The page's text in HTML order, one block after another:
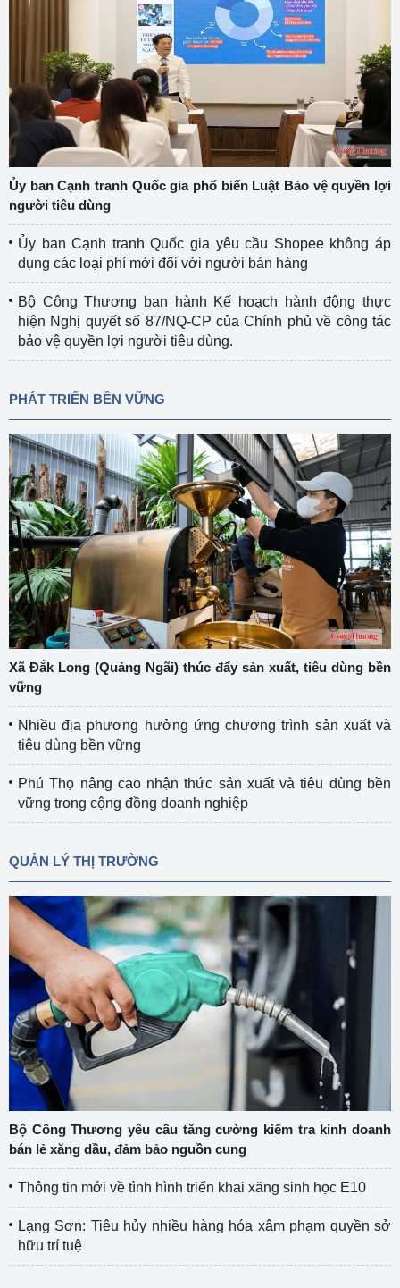
Ủy ban Cạnh tranh Quốc gia phổ biến Luật Bảo vệ quyền lợi
người tiêu dùng
Ủy ban Cạnh tranh Quốc gia yêu cầu Shopee không áp
dụng các loại phí mới đối với người bán hàng
Bộ Công Thương ban hành Kế hoạch hành động thực
hiện Nghị quyết số 87/NQ-CP của Chính phủ về công tác
bảo vệ quyền lợi người tiêu dùng.
PHÁT TRIỂN BỀN VỮNG
Xã Đắk Long (Quảng Ngãi) thúc đẩy sản xuất, tiêu dùng bền
vững
Nhiều địa phương hưởng ứng chương trình sản xuất và
tiêu dùng bền vững
Phú Thọ nâng cao nhận thức sản xuất và tiêu dùng bền
vững trong cộng đồng doanh nghiệp
QUẢN LÝ THỊ TRƯỜNG
Bộ Công Thương yêu cầu tăng cường kiểm tra kinh doanh
bán lẻ xăng dầu, đảm bảo nguồn cung
Thông tin mới về tình hình triển khai xăng sinh học E10
Lạng Sơn: Tiêu hủy nhiều hàng hóa xâm phạm quyền sở
hữu trí tuệ